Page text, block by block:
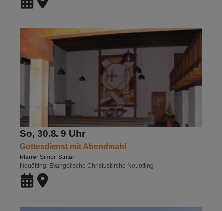
So, 30.8. 9 Uhr
Gottesdienst mit Abendmahl
Pfarrer Simon Stritar
Neuötting
Evangelische Christuskirche Neuötting